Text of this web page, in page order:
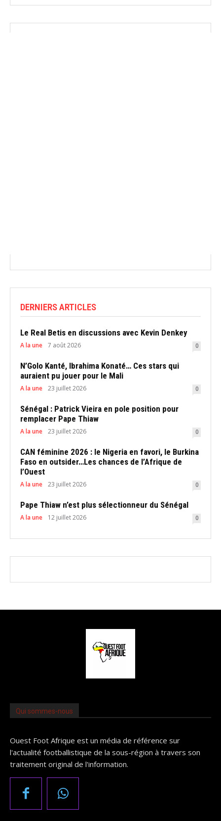
DERNIERS ARTICLES
Le Real Betis en discussions avec Kevin Denkey
A la une 7 août 2026 0
N’Golo Kanté, Ibrahima Konaté… Ces stars qui
auraient pu jouer pour le Mali
A la une 23 juillet 2026 0
Sénégal : Patrick Vieira en pole position pour
remplacer Pape Thiaw
A la une 23 juillet 2026 0
CAN féminine 2026 : le Nigeria en favori, le Burkina
Faso en outsider…Les chances de l’Afrique de
l’Ouest
A la une 23 juillet 2026 0
Pape Thiaw n’est plus sélectionneur du Sénégal
A la une 12 juillet 2026 0
Qui sommes-nous
Ouest Foot Afrique est un média de référence sur
l'actualité footballistique de la sous-région à travers son
traitement original de l'information.